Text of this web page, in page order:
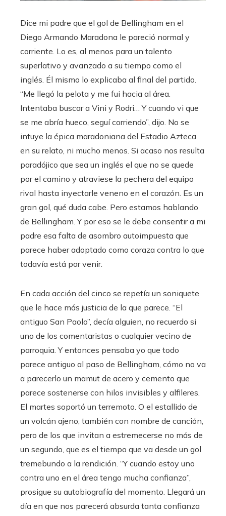
Dice mi padre que el gol de Bellingham en el
Diego Armando Maradona le pareció normal y
corriente. Lo es, al menos para un talento
superlativo y avanzado a su tiempo como el
inglés. Él mismo lo explicaba al final del partido.
“Me llegó la pelota y me fui hacia al área.
Intentaba buscar a Vini y Rodri… Y cuando vi que
se me abría hueco, seguí corriendo”, dijo. No se
intuye la épica maradoniana del Estadio Azteca
en su relato, ni mucho menos. Si acaso nos resulta
paradójico que sea un inglés el que no se quede
por el camino y atraviese la pechera del equipo
rival hasta inyectarle veneno en el corazón. Es un
gran gol, qué duda cabe. Pero estamos hablando
de Bellingham. Y por eso se le debe consentir a mi
padre esa falta de asombro autoimpuesta que
parece haber adoptado como coraza contra lo que
todavía está por venir.
En cada acción del cinco se repetía un soniquete
que le hace más justicia de la que parece. “El
antiguo San Paolo”, decía alguien, no recuerdo si
uno de los comentaristas o cualquier vecino de
parroquia. Y entonces pensaba yo que todo
parece antiguo al paso de Bellingham, cómo no va
a parecerlo un mamut de acero y cemento que
parece sostenerse con hilos invisibles y alfileres.
El martes soportó un terremoto. O el estallido de
un volcán ajeno, también con nombre de canción,
pero de los que invitan a estremecerse no más de
un segundo, que es el tiempo que va desde un gol
tremebundo a la rendición. “Y cuando estoy uno
contra uno en el área tengo mucha confianza”,
prosigue su autobiografía del momento. Llegará un
día en que nos parecerá absurda tanta confianza